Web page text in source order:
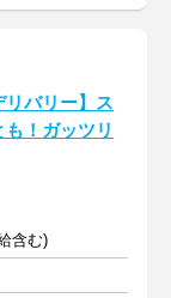
リバリー】ス
！ガッツリ
含む)